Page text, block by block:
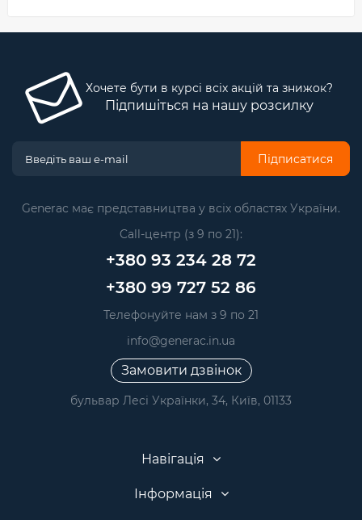
Хочете бути в курсі всіх акцій та знижок?
Підпишіться на нашу розсилку
Підписатися
Generac має представництва у всіх областях України.
Call-центр (з 9 по 21):
+380 93 234 28 72
+380 99 727 52 86
Телефонуйте нам з 9 по 21
info@generac.in.ua
Замовити дзвінок
бульвар Лесі Українки, 34, Київ, 01133
Навігація
Інформація